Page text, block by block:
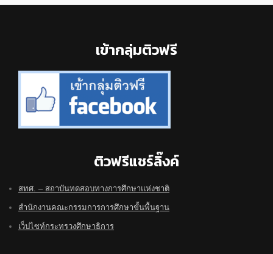
เข้ากลุ่มติวฟรี
ติวฟรีแชร์ลิ๊งค์
สทศ. – สถาบันทดสอบทางการศึกษาแห่งชาติ
สำนักงานคณะกรรมการการศึกษาขั้นพื้นฐาน
เว็ปไซท์กระทรวงศึกษาธิการ